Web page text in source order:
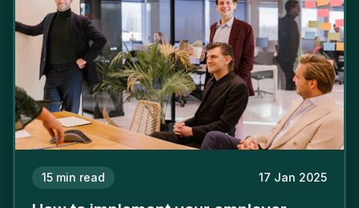
15 min read 17 Jan 2025